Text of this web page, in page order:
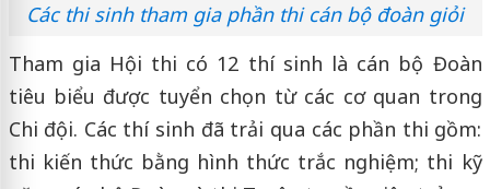
Các thi sinh tham gia phần thi cán bộ đoàn giỏi
Tham gia Hội thi có 12 thí sinh là cán bộ Đoàn
tiêu biểu được tuyển chọn từ các cơ quan trong
Chi đội. Các thí sinh đã trải qua các phần thi gồm:
thi kiến thức bằng hình thức trắc nghiệm; thi kỹ